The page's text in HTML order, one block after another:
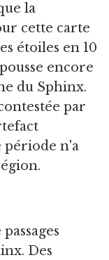
la
cette carte
étoiles en 10
encore
du Sphinx.
par
période n'a
Des